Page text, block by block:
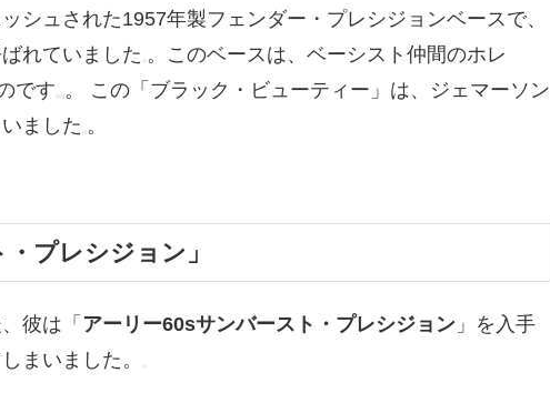
シュされた1957年製フェンダー・プレシジョンベースで、
ばれていました 。このベースは、ベーシスト仲間のホレ
です 。
この「ブラック・ビューティー」は、ジェマーソン
ました 。
プレシジョン」
彼は「 アーリー60sサンバースト・プレシジョン 」を入手
まいました。